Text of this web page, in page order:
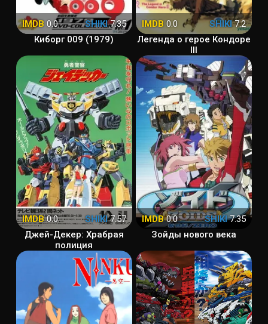
IMDB0.0 SHIKI7.35
Киборг 009 (1979)
IMDB 0.0 SHIKI7.2
Легенда о герое Кондоре
III
IMDB0.0 SHIKI7.57
Джей-Декер: Храбрая
полиция
IMDB0.0 SHIKI7.35
Зойды нового века